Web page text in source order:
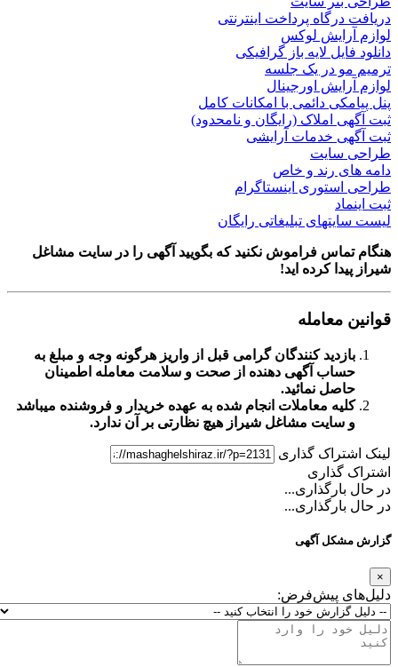
پرداخت اینترنتی
لوکس
لایه باز گرافیکی
در یک جلسه
اورجینال
دائمی با امکانات کامل
املاک (رایگان و نامحدود)
خدمات آرایشی
رند و خاص
اینستاگرام
تبلیغاتی رایگان
فراموش نکنید که بگویید آگهی را درسایت مشاغل
کرده اید!
کنندگان گرامی قبل از واریز هرگونه وجه و مبلغ به
آگهی دهنده از صحت و سلامت معامله اطمینان
نمائید.
معاملات انجام شده به عهده خریدار و فروشنده میباشد
سایت مشاغل شیرازهیچ نظارتی بر آن ندارد.
گذاری
آگهی
پیش‌فرض: